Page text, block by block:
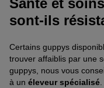
sont-ils
Certains guppys
trouver affaiblis par une
guppys, nous vous
à un éleveur spécialisé